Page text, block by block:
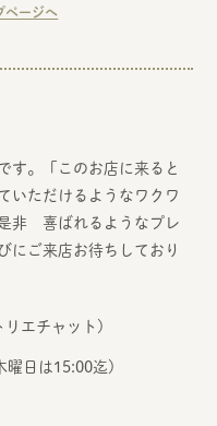
ページへ
す。「このお店に来ると
いただけるようなワクワ
非 喜ばれるようなプレ
にご来店お待ちしており
エチャット)
曜日は15:00迄)